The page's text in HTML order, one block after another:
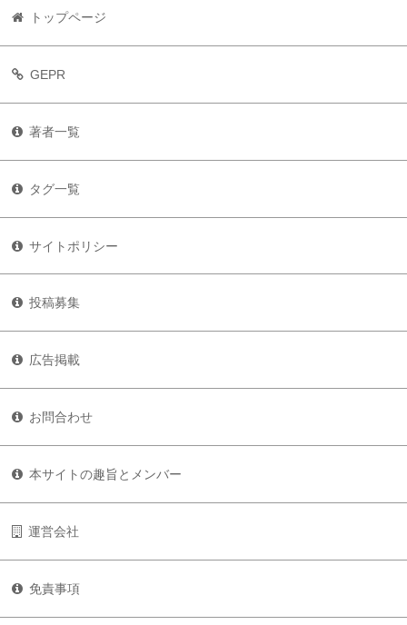
トップページ
GEPR
著者一覧
タグ一覧
サイトポリシー
投稿募集
広告掲載
お問合わせ
本サイトの趣旨とメンバー
運営会社
免責事項